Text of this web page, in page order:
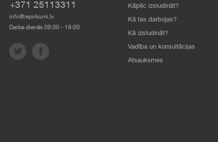
+371 25113311
info@iepirkumi.lv
Darba dienās 09:00 - 18:00
Kāpēc izsludināt?
Kā tas darbojas?
Kā izsludināt?
Vadība un konsultācijas
Atsauksmes